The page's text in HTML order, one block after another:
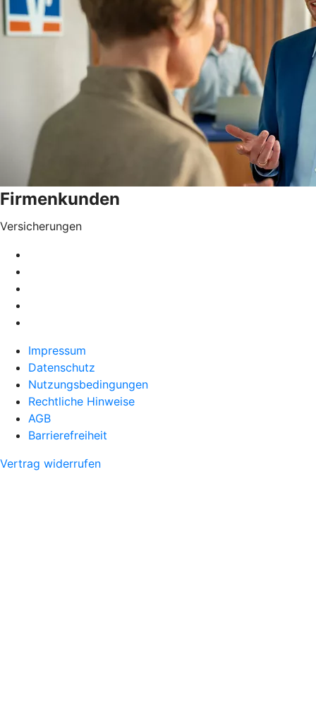
Firmenkunden
Versicherungen
Impressum
Datenschutz
Nutzungsbedingungen
Rechtliche Hinweise
AGB
Barrierefreiheit
Vertrag widerrufen